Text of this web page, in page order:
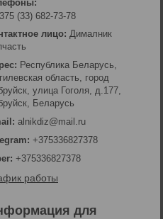
(33) 682-73-78
Дималник
Республика Беларусь,
область, город
улица Гоголя, д.177,
Беларусь
alnikdiz@mail.ru
+375336827378
+375336827378
работы
для